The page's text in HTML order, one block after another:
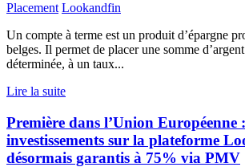
Placement Lookandfin
Un compte à terme est un produit d’épargne
belges. Il permet de placer une somme
déterminée, à un taux...
Lire la suite
Première dans l’Union Européenne
investissements sur la plateforme
désormais garantis à 75% via PMV